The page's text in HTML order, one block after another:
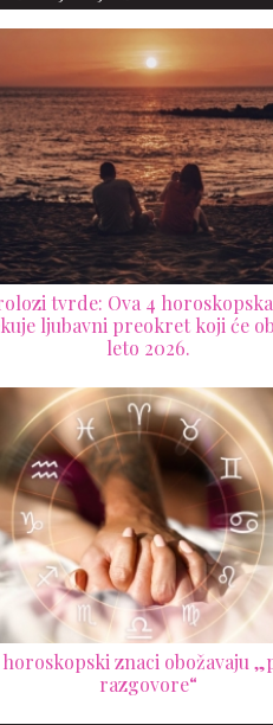
tvrde: Ova 4
ljubavni preokret koji će
leto 2026.
horoskopski znaci obožavaju
razgovore“